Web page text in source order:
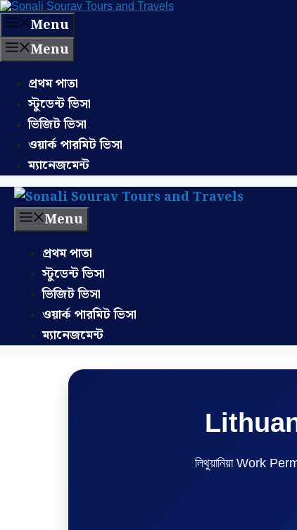
Skip
to
contentMenu
Menu
প্রথম পাতা
স্টুডেন্ট ভিসা
ভিজিট ভিসা
ওয়ার্ক পারমিট ভিসা
ম্যানেজমেন্ট
Menu
প্রথম পাতা
স্টুডেন্ট ভিসা
ভিজিট ভিসা
ওয়ার্ক পারমিট ভিসা
ম্যানেজমেন্ট
লিথুয়ানিয়া Work